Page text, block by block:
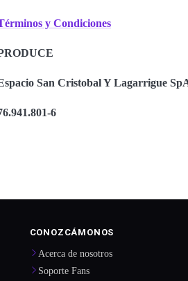
y Condiciones
San Cristobal Y Lagarrigue
6
CONOZCÁMONOS
Acerca de nosotros
Soporte Fans